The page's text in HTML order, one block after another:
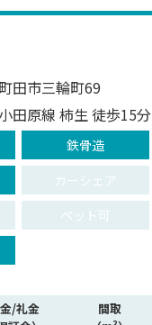
田市三輪町69
田原線 柿生 徒歩15分
鉄骨造
カーシェア
ペット可
/礼金
間取